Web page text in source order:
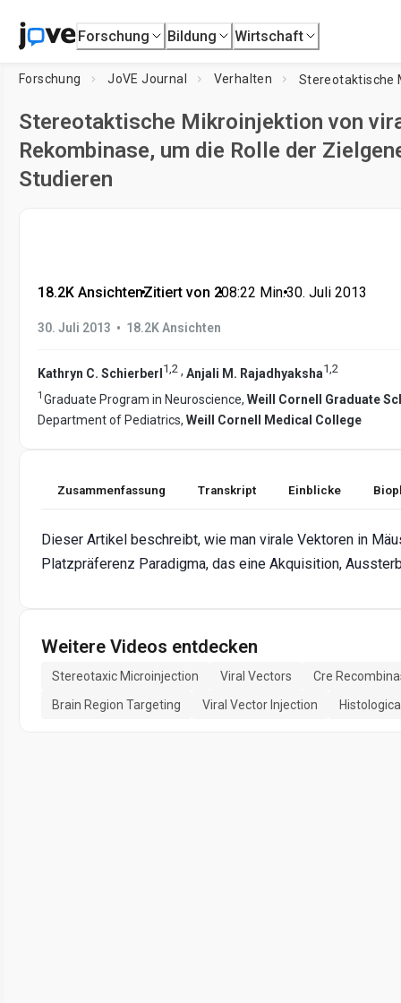
Forschung Bildung Wirtschaft
Forschung JoVE Journal Verhalten
Stereotaktische Mikroinjektion von
Rekombinase, um die Rolle der
Studieren
18.2K Ansichten•Zitiert von 2•08:22 Min.•30. Juli 2013
30. Juli 2013 • 18.2K Ansichten
Kathryn C. Schierberl 1,2 , Anjali M. Rajadhyaksha1,2
1 Graduate Program in Neuroscience, Weill Cornell Graduate
Department of Pediatrics, Weill Cornell Medical College
Zusammenfassung Transkript Einblicke
Dieser Artikel beschreibt, wie man virale Vektoren in
Platzpräferenz Paradigma, das eine Akquisition,
Weitere Videos entdecken
Stereotaxic Microinjection Viral Vectors
Cre
Brain Region Targeting
Viral Vector Injection